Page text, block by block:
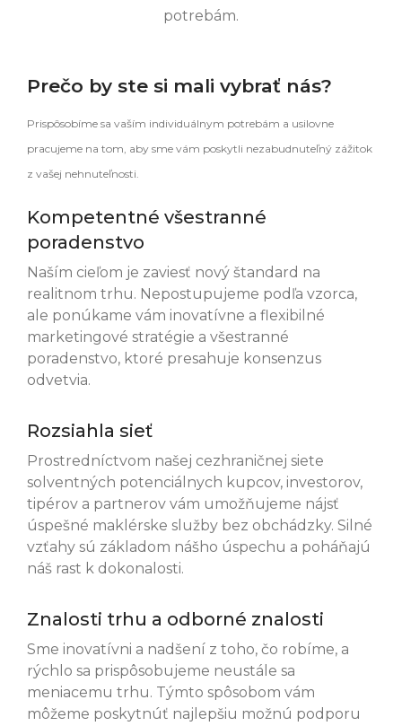
potrebám.
Prečo by ste si mali vybrať nás?
Prispôsobíme sa vaším individuálnym potrebám a usilovne
pracujeme na tom, aby sme vám poskytli nezabudnuteľný zážitok
z vašej nehnuteľnosti.
Kompetentné všestranné
poradenstvo
Naším cieľom je zaviesť nový štandard na
realitnom trhu. Nepostupujeme podľa vzorca,
ale ponúkame vám inovatívne a flexibilné
marketingové stratégie a všestranné
poradenstvo, ktoré presahuje konsenzus
odvetvia.
Rozsiahla sieť
Prostredníctvom našej cezhraničnej siete
solventných potenciálnych kupcov, investorov,
tipérov a partnerov vám umožňujeme nájsť
úspešné maklérske služby bez obchádzky. Silné
vzťahy sú základom nášho úspechu a poháňajú
náš rast k dokonalosti.
Znalosti trhu a odborné znalosti
Sme inovatívni a nadšení z toho, čo robíme, a
rýchlo sa prispôsobujeme neustále sa
meniacemu trhu. Týmto spôsobom vám
môžeme poskytnúť najlepšiu možnú podporu